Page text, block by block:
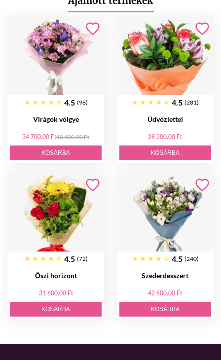
4.5 (98)
Virágok völgye
34 700.00 Ft40 400.00 Ft
KOSÁRBA
4.5 (281)
Üdvözlettel
28 200.00 Ft
KOSÁRBA
4.5 (72)
Őszi horizont
31 600.00 Ft
KOSÁRBA
4.5 (240)
Szederdesszert
42 600.00 Ft
KOSÁRBA